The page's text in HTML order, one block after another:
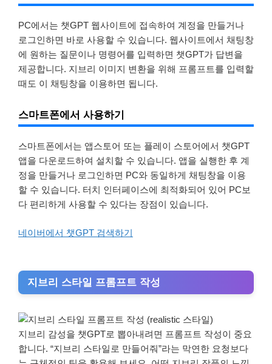
PC에서는 챗GPT 웹사이트에 접속하여 계정을 만들거나
로그인하면 바로 사용할 수 있습니다. 웹사이트에서 채팅창
에 원하는 질문이나 명령어를 입력하면 챗GPT가 답변을
제공합니다. 지브리 이미지 변환을 위해 프롬프트를 입력할
때도 이 채팅창을 이용하면 됩니다.
스마트폰에서 사용하기
스마트폰에서는 앱스토어 또는 플레이 스토어에서 챗GPT
앱을 다운로드하여 설치할 수 있습니다. 앱을 실행한 후 계
정을 만들거나 로그인하면 PC와 동일하게 채팅창을 이용
할 수 있습니다. 터치 인터페이스에 최적화되어 있어 PC보
다 편리하게 사용할 수 있다는 장점이 있습니다.
네이버에서 챗GPT 검색하기
지브리 스타일 프롬프트 작성
지브리 감성을 챗GPT로 뽑아내려면 프롬프트 작성이 중요
합니다. “지브리 스타일로 만들어줘”라는 막연한 요청보다